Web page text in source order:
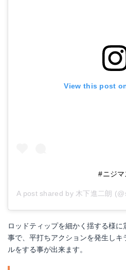
View this post
#ニジマ
A post shared by 木下進二朗
ロッドティップを細かく揺する様
事で、平打ちアクションを発生し
ルをする事が出来ます。